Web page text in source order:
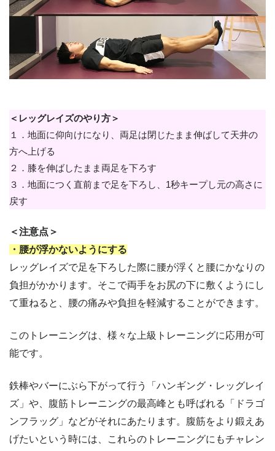
＜レッグレイズのやり方＞
１．地面に仰向けになり、両足は閉じたまま伸ばして天井の
方へ上げる
２．膝を伸ばしたまま両足を下ろす
３．地面につく直前まで足を下ろし、1秒キープし元の高さに
戻す
＜注意点＞
・腰が浮かないようにする
レッグレイズで足を下ろした際に腰が浮くと腰にかなりの
負担がかかります。そこで両手をお尻の下に敷くようにし
て重ねると、腰の痛みや負担を軽減することができます。
このトレーニングは、様々な上級トレーニングに応用が可
能です。
鉄棒やバーにぶら下がって行う「ハンギング・レッグレイ
ズ」や、腹筋トレーニングの最高峰とも呼ばれる「ドラゴ
ンフラッグ」などがそれにあたります。腹筋をより鍛えあ
げたいという時には、これらのトレーニングにもチャレン